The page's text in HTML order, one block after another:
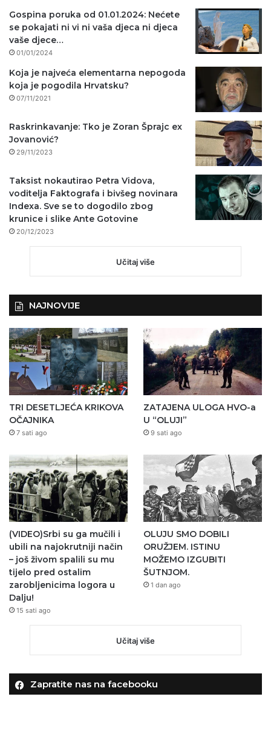
Gospina poruka od 01.01.2024: Nećete
se pokajati ni vi ni vaša djeca ni djeca
vaše djece…
01/01/2024
Koja je najveća elementarna nepogoda
koja je pogodila Hrvatsku?
07/11/2021
Raskrinkavanje: Tko je Zoran Šprajc ex
Jovanović?
29/11/2023
Taksist nokautirao Petra Vidova,
voditelja Faktografa i bivšeg novinara
Indexa. Sve se to dogodilo zbog
krunice i slike Ante Gotovine
20/12/2023
Učitaj više
NAJNOVIJE
TRI DESETLJEĆA KRIKOVA
OČAJNIKA
7 sati ago
ZATAJENA ULOGA HVO-a
U “OLUJI”
9 sati ago
(VIDEO)Srbi su ga mučili i
ubili na najokrutniji način
– još živom spalili su mu
tijelo pred ostalim
zarobljenicima logora u
Dalju!
15 sati ago
OLUJU SMO DOBILI
ORUŽJEM. ISTINU
MOŽEMO IZGUBITI
ŠUTNJOM.
1 dan ago
Učitaj više
Zapratite nas na facebooku